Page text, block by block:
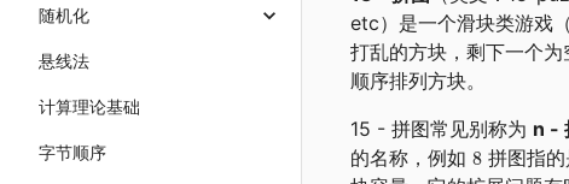
随机化
悬线法
计算理论基础
字节顺序
etc）是一个滑块类游戏
打乱的方块，剩下一个
顺序排列方块。
15 - 拼图常见别称为 n -
的名称，例如
拼图指